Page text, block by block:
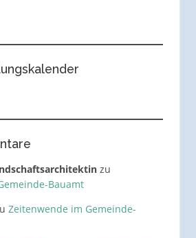
zu
Bauamt
Zeitenwende im Gemeinde-